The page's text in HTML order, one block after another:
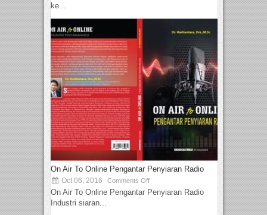
ke...
On Air To Online Pengantar Penyiaran Radio
Oct 06, 2016 Comments Off
On Air To Online Pengantar Penyiaran Radio
Industri siaran...